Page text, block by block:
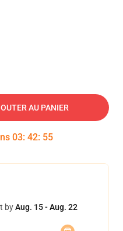
AU PANIER
03: 42: 54
byAug. 15 - Aug. 22